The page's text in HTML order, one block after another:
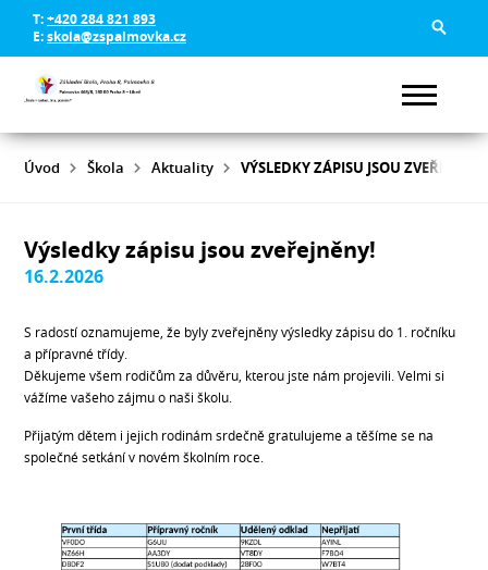
T:+420 284 821 893
E:skola@zspalmovka.cz
Úvod Škola Aktuality VÝSLEDKY ZÁPISU JSOU
Výsledky zápisu jsou zveřejněny!
16.2.2026
S radostí oznamujeme, že byly zveřejněny výsledky zápisu do 1. ročníku
a přípravné třídy.
Děkujeme všem rodičům za důvěru, kterou jste nám projevili. Velmi si
vážíme vašeho zájmu o naši školu.
Přijatým dětem i jejich rodinám srdečně gratulujeme a těšíme se na
společné setkání v novém školním roce.